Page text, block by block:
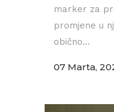
marker za
promjene u
obično...
07 Marta,